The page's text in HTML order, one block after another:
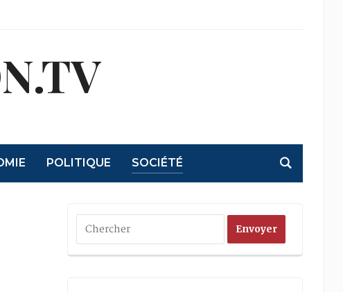
POLITIQUE SOCIÉTÉ